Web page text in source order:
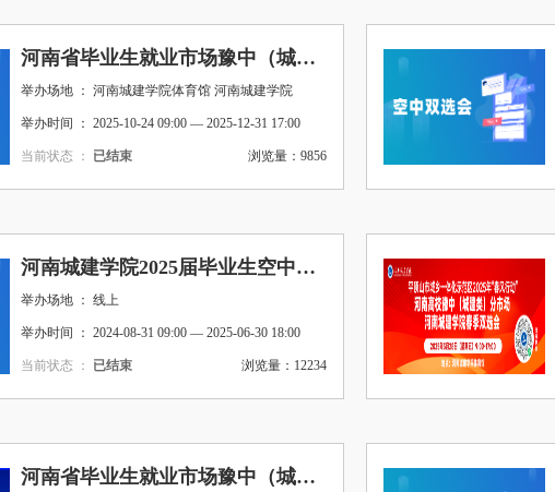
河南省毕业生就业市场豫中（城建类）分市场暨河南城建学院2026届毕业生秋季线上双选会
举办场地 ： 河南城建学院体育馆 河南城建学院
举办时间 ： 2025-10-24 09:00 — 2025-12-31 17:00
浏览量：9856
当前状态 ： 已结束
河南城建学院2025届毕业生空中双选会
举办场地 ： 线上
举办时间 ： 2024-08-31 09:00 — 2025-06-30 18:00
浏览量：12234
当前状态 ： 已结束
河南省毕业生就业市场豫中（城建类）分市场 平顶山市城乡一体化示范区秋季双向选择洽谈会